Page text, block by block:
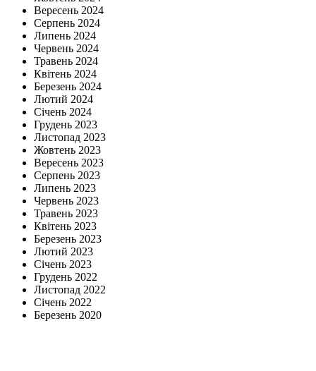
Вересень 2024
Серпень 2024
Липень 2024
Червень 2024
Травень 2024
Квітень 2024
Березень 2024
Лютий 2024
Січень 2024
Грудень 2023
Листопад 2023
Жовтень 2023
Вересень 2023
Серпень 2023
Липень 2023
Червень 2023
Травень 2023
Квітень 2023
Березень 2023
Лютий 2023
Січень 2023
Грудень 2022
Листопад 2022
Січень 2022
Березень 2020